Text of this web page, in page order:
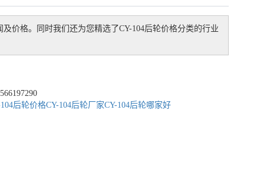
及价格。同时我们还为您精选了CY-104后轮价格分类的行业
后轮价格CY-104后轮厂家CY-104后轮哪家好